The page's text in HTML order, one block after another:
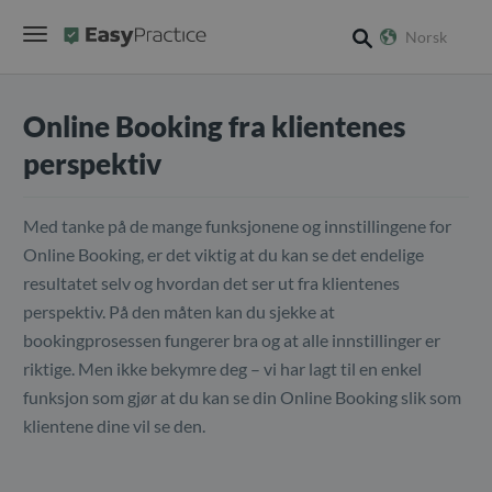
Norsk
Online Booking fra klientenes
perspektiv
Med tanke på de mange funksjonene og innstillingene for
Online Booking, er det viktig at du kan se det endelige
resultatet selv og hvordan det ser ut fra klientenes
perspektiv. På den måten kan du sjekke at
bookingprosessen fungerer bra og at alle innstillinger er
riktige. Men ikke bekymre deg – vi har lagt til en enkel
funksjon som gjør at du kan se din Online Booking slik som
klientene dine vil se den.